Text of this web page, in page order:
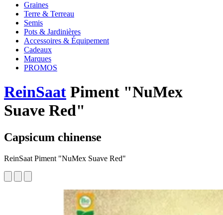
Graines
Terre & Terreau
Semis
Pots & Jardinières
Accessoires & Équipement
Cadeaux
Marques
PROMOS
ReinSaat Piment "NuMex
Suave Red"
Capsicum chinense
ReinSaat Piment "NuMex Suave Red"